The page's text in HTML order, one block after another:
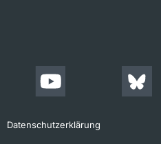
Datenschutzerklärung